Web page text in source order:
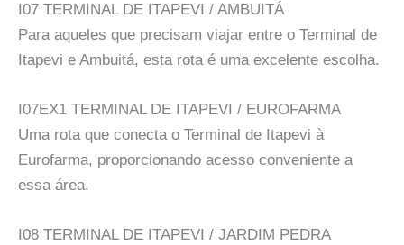
I07 TERMINAL DE ITAPEVI / AMBUITÁ
Para aqueles que precisam viajar entre o Terminal de
Itapevi e Ambuitá, esta rota é uma excelente escolha.
I07EX1 TERMINAL DE ITAPEVI / EUROFARMA
Uma rota que conecta o Terminal de Itapevi à
Eurofarma, proporcionando acesso conveniente a
essa área.
I08 TERMINAL DE ITAPEVI / JARDIM PEDRA